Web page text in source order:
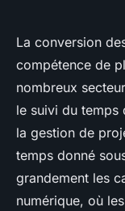
La conversion
compétence de
nombreux
le suivi du temps
la gestion de
temps donné
grandement les
numérique, où